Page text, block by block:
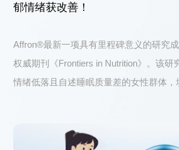
郁情绪获改善！
Affron®最新一项具有里程碑意义的研究
权威期刊《Frontiers in Nutrition》。该研
情绪低落且自述睡眠质量差的女性群体，